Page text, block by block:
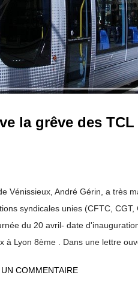
la grêve des
Vénissieux, André Gérin, a très
syndicales unies (CFTC, CGT,
du 20 avril- date
à Lyon 8ème . Dans une lettre
jour d’événement d’importance
COMMENTAIRE